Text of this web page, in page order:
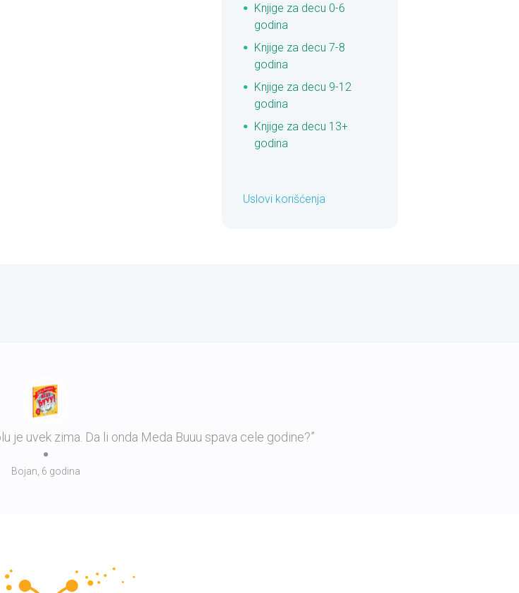
Knjige za decu 0-6
godina
Knjige za decu 7-8
godina
Knjige za decu 9-12
godina
Knjige za decu 13+
godina
Uslovi korišćenja
je uvek zima. Da li onda Meda Buuu spava cele godine?”
Bojan, 6 godina